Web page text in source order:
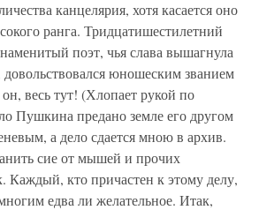
канцелярия, хотя касается оно
ранга. Тридцатишестилетний
поэт, чья слава вышагнула
юношеским званием
весь тут! (Хлопает рукой по
Пушкина предано земле его другом
а дело сдается мною в архив.
сие от мышей и прочих
Каждый, кто причастен к этому делу,
едва ли желательное. Итак,